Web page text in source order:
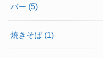
バー (5)
焼きそば (1)